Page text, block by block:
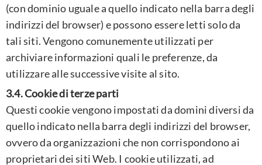
(con dominio uguale a quello indicato nella barra degli
indirizzi del browser) e possono essere letti solo da
tali siti. Vengono comunemente utilizzati per
archiviare informazioni quali le preferenze, da
utilizzare alle successive visite al sito.
3.4. Cookie di terze parti
Questi cookie vengono impostati da domini diversi da
quello indicato nella barra degli indirizzi del browser,
ovvero da organizzazioni che non corrispondono ai
proprietari dei siti Web. I cookie utilizzati, ad